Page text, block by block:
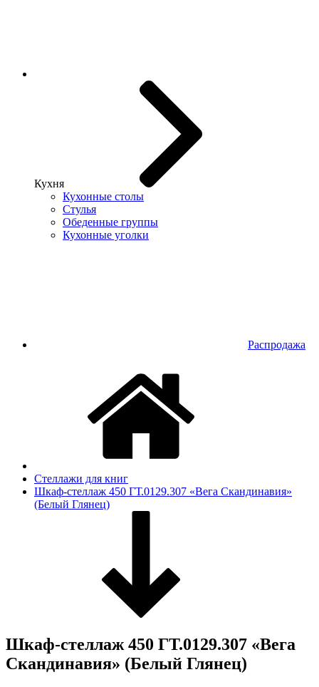
Кухня
Кухонные столы
Стулья
Обеденные группы
Кухонные уголки
Распродажа
Стеллажи для книг
Шкаф-стеллаж 450 ГТ.0129.307 «Вега Скандинавия»
(Белый Глянец)
Шкаф-стеллаж 450 ГТ.0129.307 «Вега
Скандинавия» (Белый Глянец)